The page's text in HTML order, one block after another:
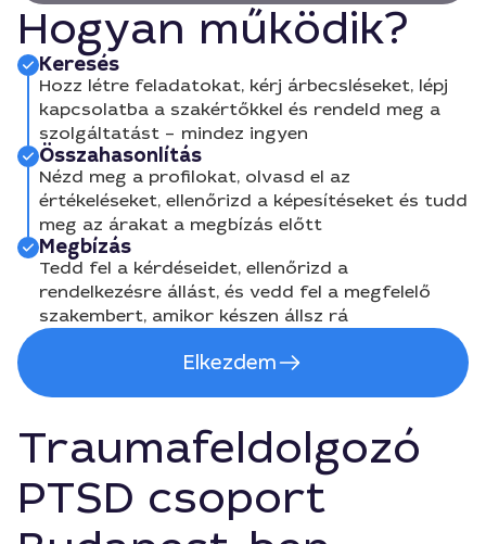
Hogyan működik?
Keresés
Hozz létre feladatokat, kérj árbecsléseket, lépj
kapcsolatba a szakértőkkel és rendeld meg a
szolgáltatást – mindez ingyen
Összahasonlítás
Nézd meg a profilokat, olvasd el az
értékeléseket, ellenőrizd a képesítéseket és tudd
meg az árakat a megbízás előtt
Megbízás
Tedd fel a kérdéseidet, ellenőrizd a
rendelkezésre állást, és vedd fel a megfelelő
szakembert, amikor készen állsz rá
Elkezdem
Traumafeldolgozó
PTSD csoport